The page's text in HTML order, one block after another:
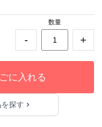
-
数量
+
探す